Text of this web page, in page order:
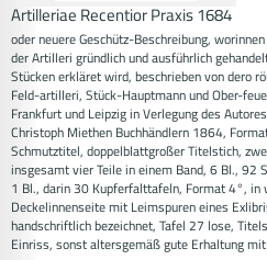
Artilleriae Recentior Praxis 1684
oder neuere Geschütz-Beschreibung,
der Artilleri gründlich und ausführlich
Stücken erkläret wird, beschrieben von dero
Feld-artilleri, Stück-Hauptmann und Ober-
Frankfurt und Leipzig in Verlegung des
Christoph Miethen Buchhändlern 1864,
Schmutztitel, doppelblattgroßer Titelstich,
insgesamt vier Teile in einem Band, 6 Bl., 92
1 Bl., darin 30 Kupferfalttafeln, Format 4°, in
Deckelinnenseite mit Leimspuren eines
handschriftlich bezeichnet, Tafel 27 lose,
Einriss, sonst altersgemäß gute Erhaltung